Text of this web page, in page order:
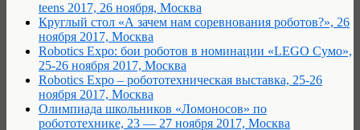
teens 2017, 26 ноября, Москва
Круглый стол «А зачем нам соревнования роботов?», 26
ноября 2017, Москва
Robotics Expo: бои роботов в номинации «LEGO Сумо»,
25-26 ноября 2017, Москва
Robotics Expo – робототехническая выставка, 25-26
ноября 2017, Москва
Олимпиада школьников «Ломоносов» по
робототехнике, 23 — 27 ноября 2017, Москва